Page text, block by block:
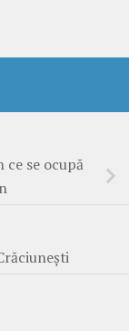
se ocupă